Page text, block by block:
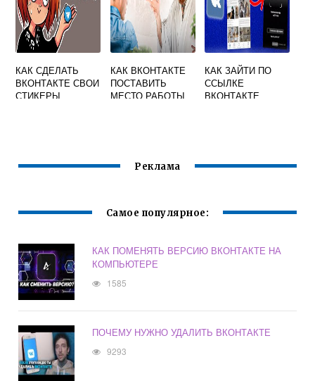
КАК СДЕЛАТЬ
ВКОНТАКТЕ СВОИ
СТИКЕРЫ
КАК ВКОНТАКТЕ
ПОСТАВИТЬ
МЕСТО РАБОТЫ
КАК ЗАЙТИ ПО
ССЫЛКЕ
ВКОНТАКТЕ
Реклама
Самое популярное:
КАК ПОМЕНЯТЬ ВЕРСИЮ ВКОНТАКТЕ НА
КОМПЬЮТЕРЕ
1585
ПОЧЕМУ НУЖНО УДАЛИТЬ ВКОНТАКТЕ
9293